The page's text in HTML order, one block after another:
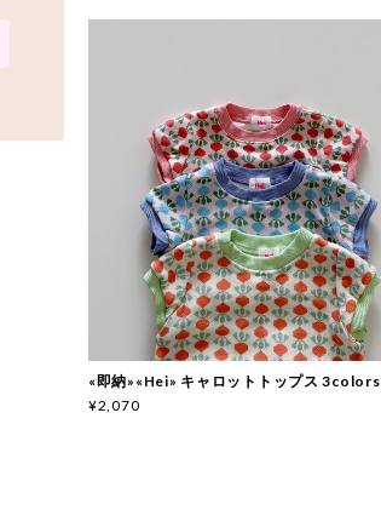
«即納»«Hei» キャロットトップス 3colors
¥2,070